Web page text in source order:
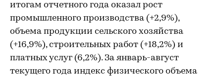
итогам отчетного года оказал рост
промышленного производства (+2,9%),
объема продукции сельского хозяйства
(+16,9%), строительных работ (+18,2%) и
платных услуг (6,2%). За январь-август
текущего года индекс физического объема